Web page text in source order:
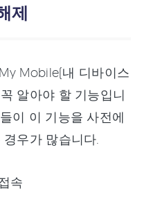
제
Mobile(내 디바이스
알아야 할 기능입니
이 이 기능을 사전에
우가 많습니다.
속